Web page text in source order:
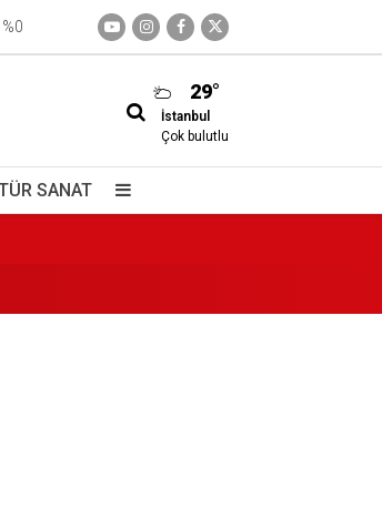
%0
29°
İstanbul
Çok bulutlu
SANAT